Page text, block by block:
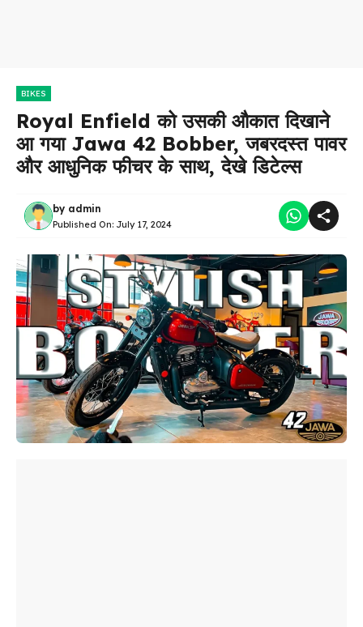
BIKES
Royal Enfield को उसकी औकात दिखाने
आ गया Jawa 42 Bobber, जबरदस्त पावर
और आधुनिक फीचर के साथ, देखे डिटेल्स
by admin
Published On: July 17, 2024